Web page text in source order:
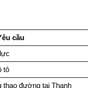
cầu
tô
thạo đường tại Thanh